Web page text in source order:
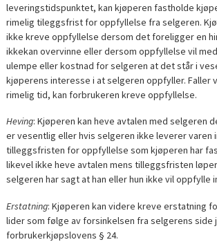
leveringstidspunktet, kan kjøperen fastholde
rimelig tileggsfrist for oppfyllelse fra selgeren.
ikke kreve oppfyllelse dersom det foreligger en
ikkekan overvinne eller dersom oppfyllelse vil
ulempe eller kostnad for selgeren at det står i
kjøperens interesse i at selgeren oppfyller. Faller
rimelig tid, kan forbrukeren kreve oppfyllelse.
Heving: Kjøperen kan heve avtalen med selgeren
er vesentlig eller hvis selgeren ikke leverer varen
tilleggsfristen for oppfyllelse som kjøperen har
likevel ikke heve avtalen mens tilleggsfristen
selgeren har sagt at han eller hun ikke vil oppfylle
Erstatning: Kjøperen kan videre kreve erstatning
lider som følge av forsinkelsen fra selgerens side
forbrukerkjøpslovens § 24.